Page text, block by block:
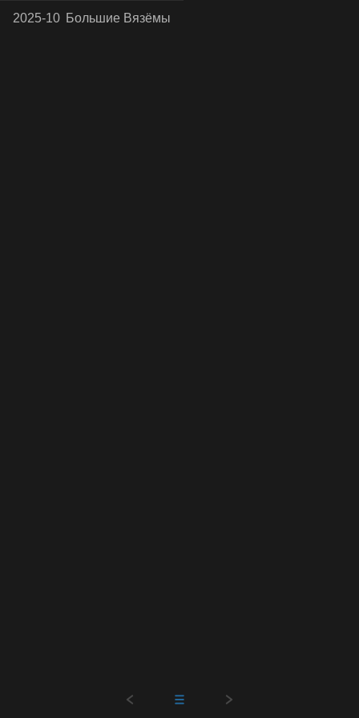
2025-10 Большие Вязёмы